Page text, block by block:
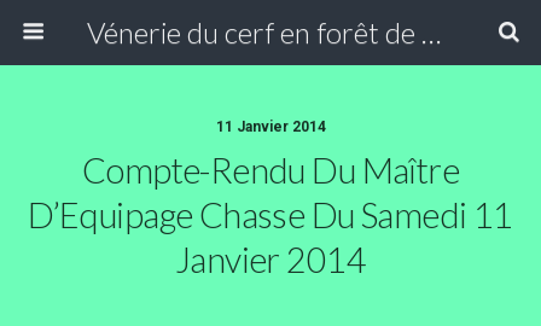
Vénerie du cerf en forêt de Compiègne
11 Janvier 2014
Compte-Rendu Du Maître
D’Equipage Chasse Du Samedi 11
Janvier 2014